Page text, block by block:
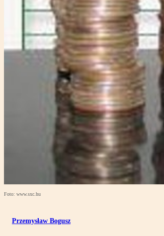
Foto: www.sxc.hu
Przemysław Bogusz